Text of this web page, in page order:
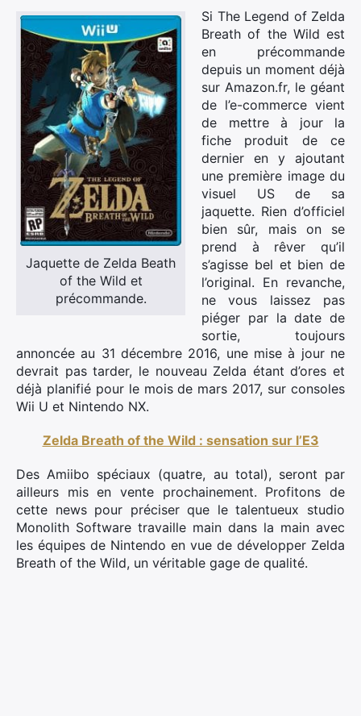
Jaquette de Zelda Beath
of the Wild et
précommande.
Si The Legend of Zelda
Breath of the Wild est
en précommande
depuis un moment déjà
sur Amazon.fr, le géant
de l’e-commerce vient
de mettre à jour la
fiche produit de ce
dernier en y ajoutant
une première image du
visuel US de sa
jaquette. Rien d’officiel
bien sûr, mais on se
prend à rêver qu’il
s’agisse bel et bien de
l’original. En revanche,
ne vous laissez pas
piéger par la date de
sortie, toujours
annoncée au 31 décembre 2016, une mise à jour ne
devrait pas tarder, le nouveau Zelda étant d’ores et
déjà planifié pour le mois de mars 2017, sur consoles
Wii U et Nintendo NX.
Zelda Breath of the Wild : sensation sur l’E3
Des Amiibo spéciaux (quatre, au total), seront par
ailleurs mis en vente prochainement. Profitons de
cette news pour préciser que le talentueux studio
Monolith Software travaille main dans la main avec
les équipes de Nintendo en vue de développer Zelda
Breath of the Wild, un véritable gage de qualité.